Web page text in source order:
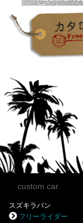
custom car
スズキラパン
フリーライダー